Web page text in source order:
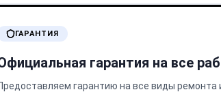
ГАРАНТИЯ
гарантия на все
гарантию на все виды ремонта